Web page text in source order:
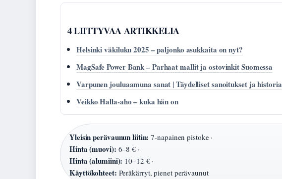
4 LIITTYVAA ARTIKKELIA
Helsinki väkiluku 2025 – paljonko asukkaita on nyt?
MagSafe Power Bank – Parhaat mallit ja ostovinkit Suomessa
Varpunen jouluaamuna sanat | Täydelliset sanoitukset ja historia
Veikko Halla-aho – kuka hän on
Yleisin perävaunun liitin: 7-napainen pistoke ·
Hinta (muovi): 6–8 € ·
Hinta (alumiini): 10–12 € ·
Käyttökohteet: Peräkärryt, pienet perävaunut